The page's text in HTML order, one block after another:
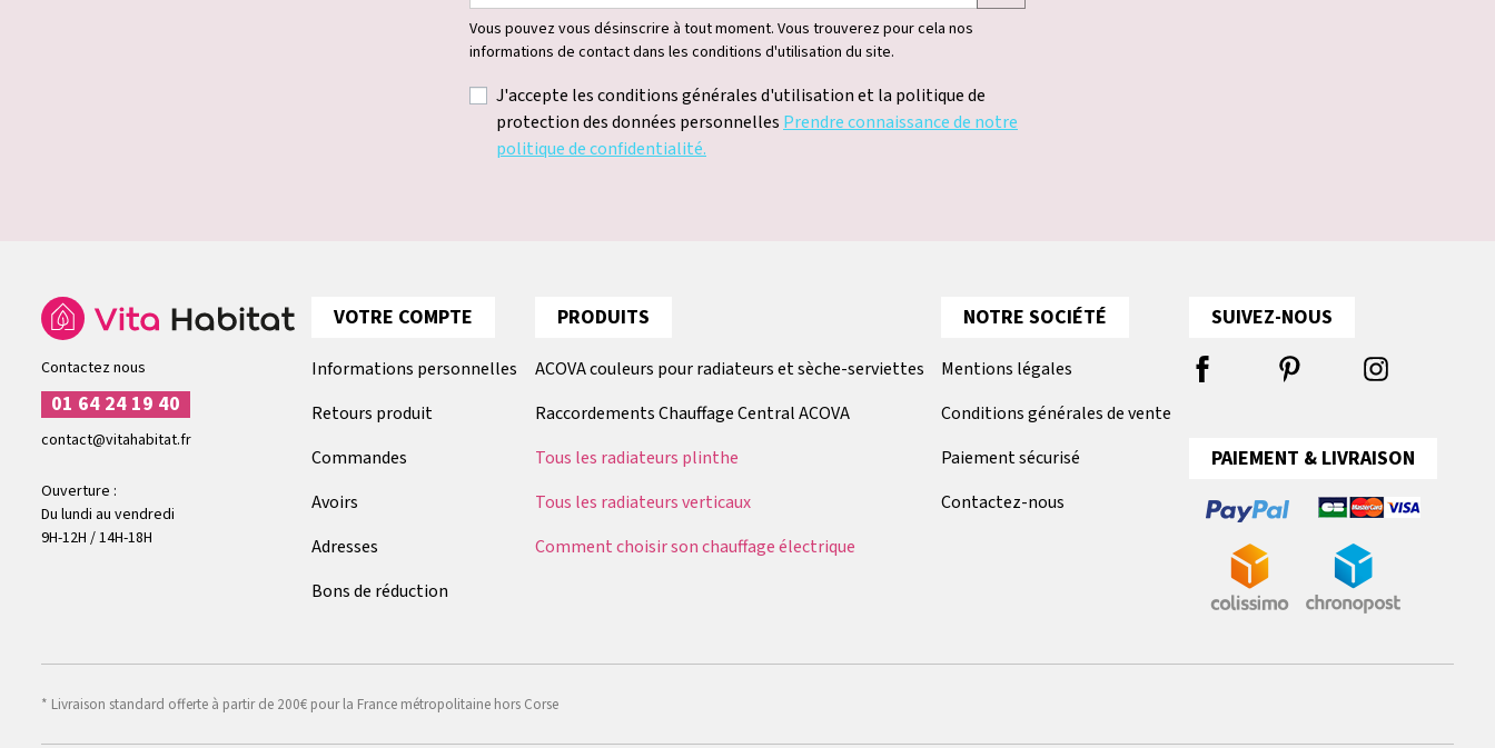
Vous pouvez vous désinscrire à tout moment. Vous trouverez pour cela nos
informations de contact dans les conditions d'utilisation du site.
J'accepte les conditions générales d'utilisation et la politique de
protection des données personnelles Prendre connaissance de notre
politique de confidentialité.
Contactez nous
01 64 24 19 40
contact@vitahabitat.fr
Ouverture :
Du lundi au vendredi
9H-12H / 14H-18H
VOTRE COMPTE
Informations personnelles
Retours produit
Commandes
Avoirs
Adresses
Bons de réduction
PRODUITS
ACOVA couleurs pour radiateurs et sèche-serviettes
Raccordements Chauffage Central ACOVA
Tous les radiateurs plinthe
Tous les radiateurs verticaux
Comment choisir son chauffage électrique
NOTRE SOCIÉTÉ
Mentions légales
Conditions générales de vente
Paiement sécurisé
Contactez-nous
SUIVEZ-NOUS
PAIEMENT & LIVRAISON
* Livraison standard offerte à partir de 200€ pour la France métropolitaine hors Corse